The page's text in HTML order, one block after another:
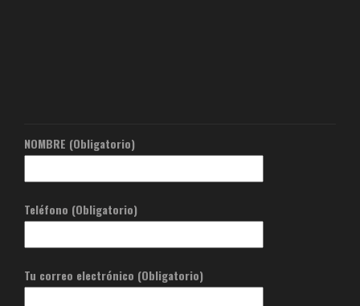
NOMBRE (Obligatorio)
Teléfono (Obligatorio)
Tu correo electrónico (Obligatorio)